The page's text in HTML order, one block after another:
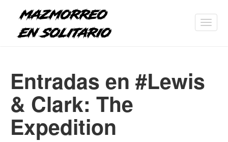
Entradas en #Lewis
& Clark: The
Expedition